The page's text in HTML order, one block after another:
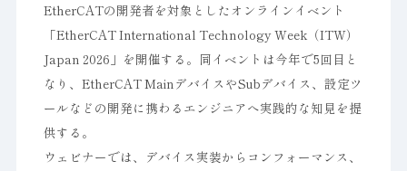
EtherCATの開発者を対象としたオンラインイベント
「EtherCAT International Technology Week（ITW）
Japan 2026」を開催する。同イベントは今年で5回目と
なり、EtherCAT MainデバイスやSubデバイス、設定ツ
ールなどの開発に携わるエンジニアへ実践的な知見を提
供する。
ウェビナーでは、デバイス実装からコンフォーマンス、